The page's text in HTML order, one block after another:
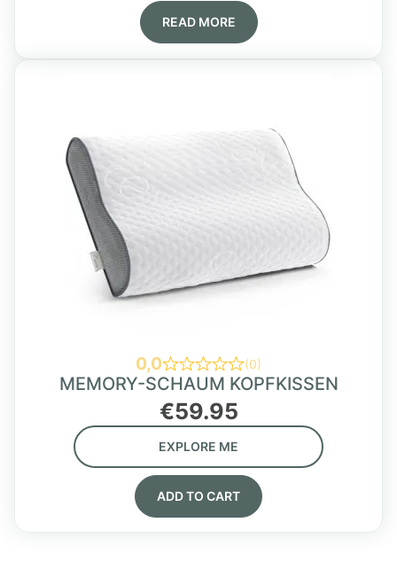
READ MORE
0,0 (0)
MEMORY-SCHAUM KOPFKISSEN
€59.95
EXPLORE ME
ADD TO CART